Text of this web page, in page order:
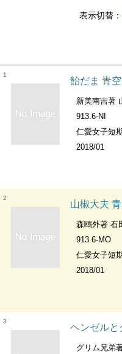
表示切替
1
飴だま 青空
新美南吉著 山
913.6-NI
仁愛女子短
2018/01
2
山椒大夫 青
森鴎外著 石田
913.6-MO
仁愛女子短
2018/01
3
ヘンゼルとグレ
グリム兄弟著 松